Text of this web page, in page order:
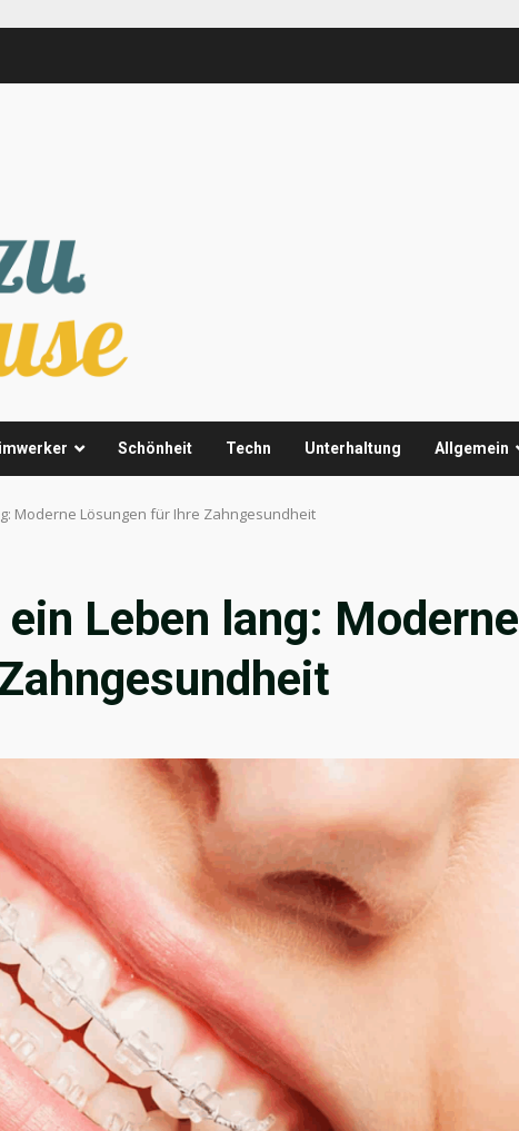
Schönheit Techn Unterhaltung Allgemein
Moderne Lösungen für Ihre Zahngesundheit
Leben lang: Moderne